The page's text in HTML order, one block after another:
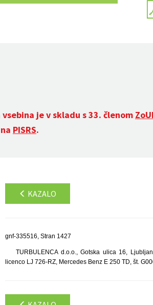
je v skladu s 33. členom
PISRS.
KAZALO
gnf-335516, Stran 1427
TURBULENCA d.o.o., Gotska ulica 16,
licenco LJ 726-RZ, Mercedes Benz E 250 TD, št.